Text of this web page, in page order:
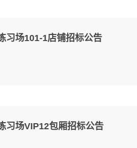
习场101-1店铺招标公告
习场VIP12包厢招标公告